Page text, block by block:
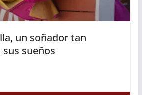
un soñador tan
sueños